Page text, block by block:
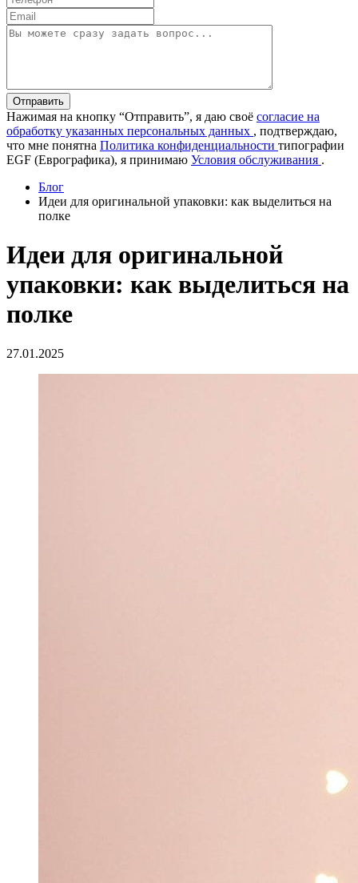
Отправить
Нажимая на кнопку “Отправить”, я даю своё согласие на
обработку указанных персональных данных , подтверждаю,
что мне понятна Политика конфиденциальности типографии
EGF (Еврографика), я принимаю Условия обслуживания .
Блог
Идеи для оригинальной упаковки: как выделиться на
полке
Идеи для оригинальной
упаковки: как выделиться на
полке
27.01.2025